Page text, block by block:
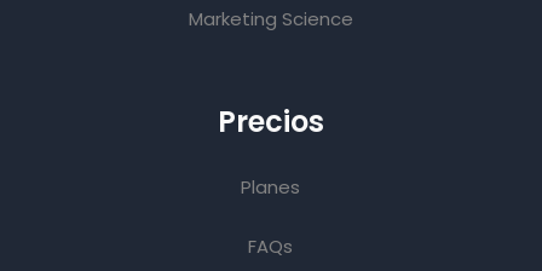
Marketing Science
Precios
Planes
FAQs